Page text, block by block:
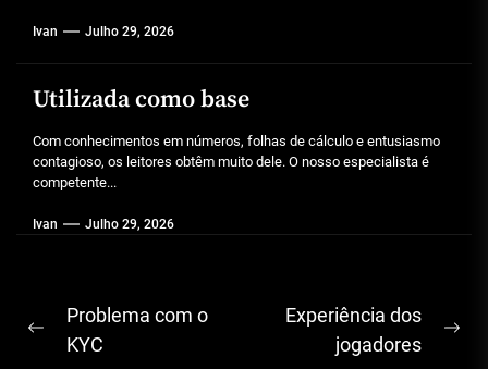
Ivan Julho 29, 2026
Utilizada como base
Com conhecimentos em números, folhas de cálculo e entusiasmo
contagioso, os leitores obtêm muito dele. O nosso especialista é
competente...
Ivan Julho 29, 2026
Navegação
Previous
Problema com o
KYC
Experiência dos
jogadores